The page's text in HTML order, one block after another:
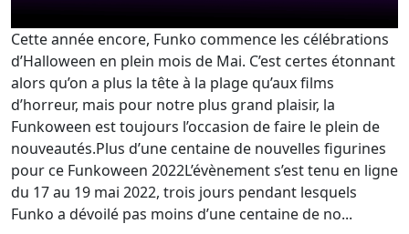
Cette année encore, Funko commence les célébrations
d’Halloween en plein mois de Mai. C’est certes étonnant
alors qu’on a plus la tête à la plage qu’aux films
d’horreur, mais pour notre plus grand plaisir, la
Funkoween est toujours l’occasion de faire le plein de
nouveautés.Plus d’une centaine de nouvelles figurines
pour ce Funkoween 2022L’évènement s’est tenu en ligne
du 17 au 19 mai 2022, trois jours pendant lesquels
Funko a dévoilé pas moins d’une centaine de no...